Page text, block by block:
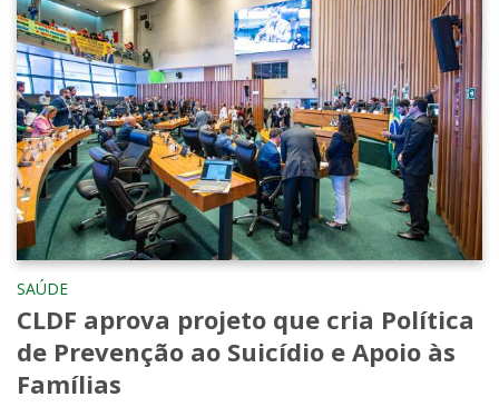
SAÚDE
CLDF aprova projeto que cria Política
de Prevenção ao Suicídio e Apoio às
Famílias